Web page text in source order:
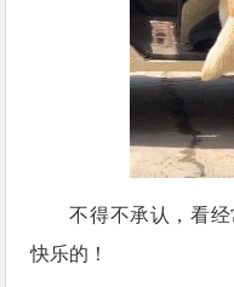
不得不承认，看
快乐的！